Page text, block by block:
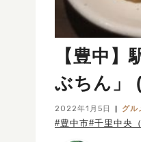
【豊中
ぶちん」
2022年1月5日 グル
#豊中市#千里中央